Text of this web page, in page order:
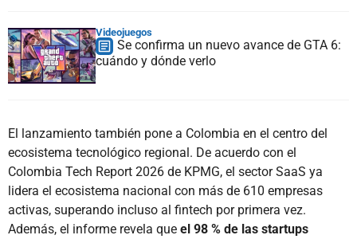
Videojuegos
Se confirma un nuevo avance de GTA 6:
cuándo y dónde verlo
El lanzamiento también pone a Colombia en el centro del
ecosistema tecnológico regional. De acuerdo con el
Colombia Tech Report 2026 de KPMG, el sector SaaS ya
lidera el ecosistema nacional con más de 610 empresas
activas, superando incluso al fintech por primera vez.
Además, el informe revela que el 98 % de las startups